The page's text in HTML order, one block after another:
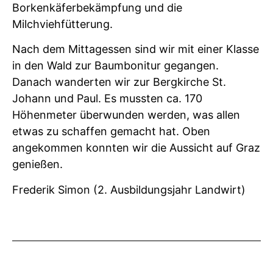
Borkenkäferbekämpfung und die
Milchviehfütterung.
Nach dem Mittagessen sind wir mit einer Klasse
in den Wald zur Baumbonitur gegangen.
Danach wanderten wir zur Bergkirche St.
Johann und Paul. Es mussten ca. 170
Höhenmeter überwunden werden, was allen
etwas zu schaffen gemacht hat. Oben
angekommen konnten wir die Aussicht auf Graz
genießen.
Frederik Simon (2. Ausbildungsjahr Landwirt)